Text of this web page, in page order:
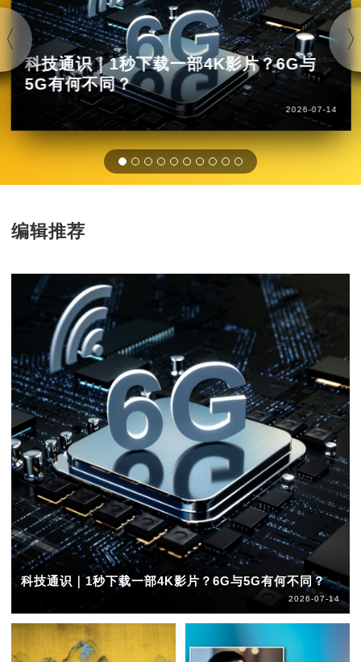
科技通识｜1秒下载一部4K影片？6G与
5G有何不同？
2026-07-14
编辑推荐
科技通识｜1秒下载一部4K影片？6G与5G有何不同？
2026-07-14